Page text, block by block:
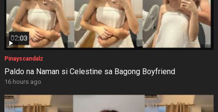
Pinayscandalz
Paldo na Naman si Celestine sa Bagong Boyfriend
16 hours ago